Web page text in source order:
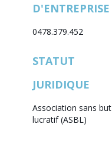
D'ENTREPRISE
0478.379.452
STATUT
JURIDIQUE
Association sans but
lucratif (ASBL)